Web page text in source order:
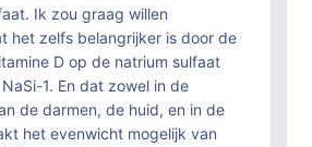
Ik zou graag willen
het zelfs belangrijker is door de
D op de natrium sulfaat
1. En dat zowel in de
de darmen, de huid, en in de
het evenwicht mogelijk van